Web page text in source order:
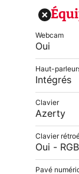
Webcam
Oui
Haut-
Intégrés
Clavier
Azerty
Clavier
Oui - RGB
Pavé